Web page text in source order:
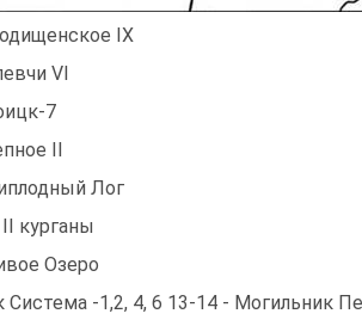
IX
VI
7
II
Лог
курганы
Озеро
Система -1,2, 4, 6 13-14 - Могильник